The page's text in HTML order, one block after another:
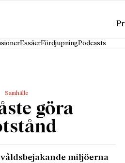
EssäerFördjupningPodcasts
Samhälle
göra
miljöerna